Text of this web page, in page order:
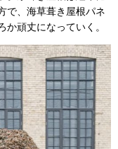
で、海草葺き屋根パネ
頑丈になっていく。